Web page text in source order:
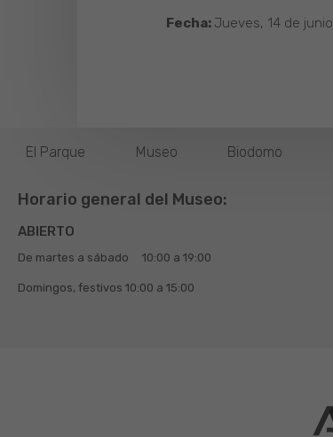
Fecha: Jueves, 14 de junio
El Parque Museo Biodomo
Horario general del Museo:
ABIERTO
De martes a sábado 10:00 a 19:00
Domingos, festivos 10:00 a 15:00